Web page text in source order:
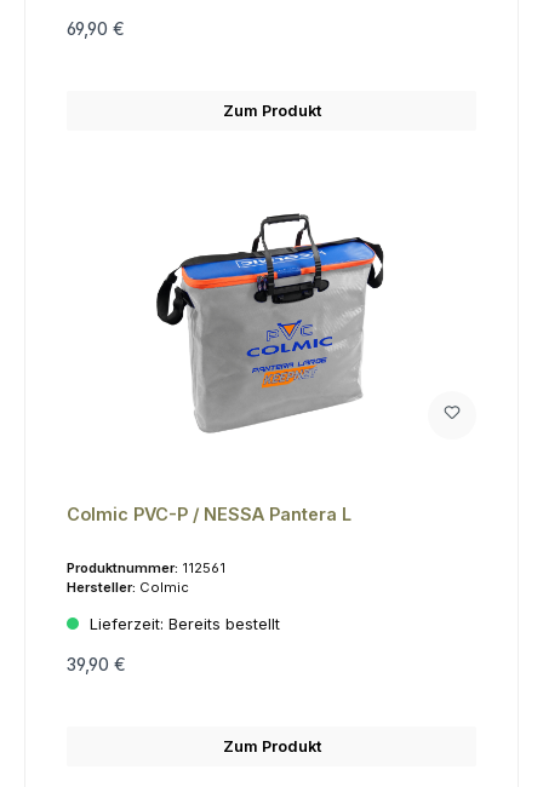
69,90 €
Zum Produkt
Colmic PVC-P / NESSA Pantera L
Produktnummer: 112561
Hersteller: Colmic
Lieferzeit: Bereits bestellt
39,90 €
Zum Produkt